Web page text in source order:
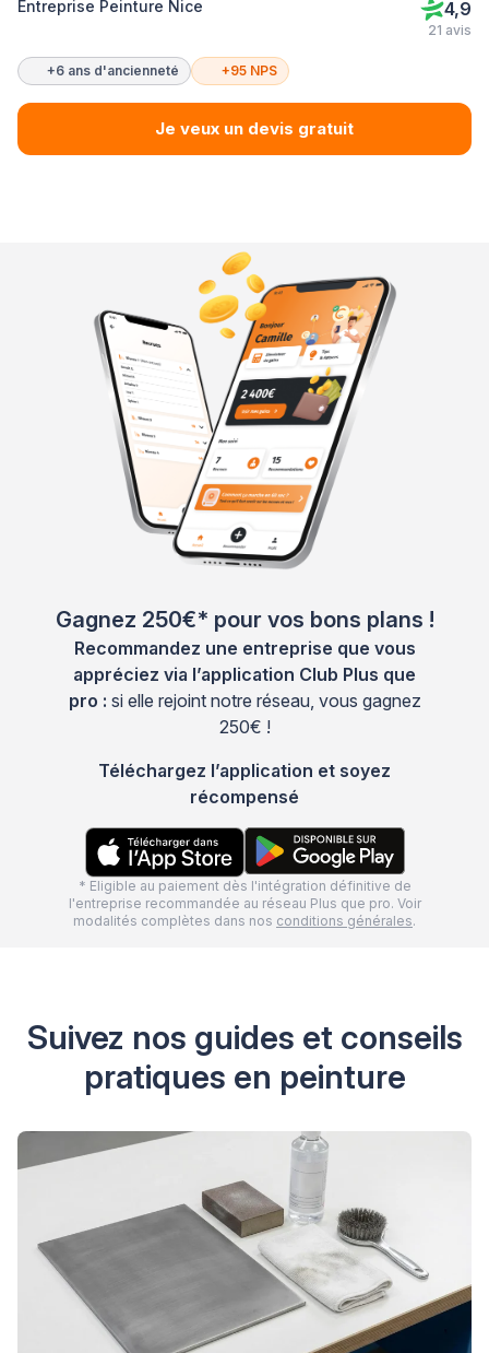
Entreprise Peinture Nice 4,9
21 avis
+6 ans d'ancienneté +95 NPS
Je veux un devis gratuit
Gagnez 250€* pour vos bons plans !
Recommandez une entreprise que vous
appréciez via l’application Club Plus que
pro : si elle rejoint notre réseau, vous gagnez
250€ !
Téléchargez l’application et soyez
récompensé
* Eligible au paiement dès l'intégration définitive de
l'entreprise recommandée au réseau Plus que pro. Voir
modalités complètes dans nos conditions générales.
Suivez nos guides et conseils
pratiques en peinture